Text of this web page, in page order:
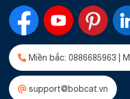
Miền bắc: 0886685963 |
support@bobcat.vn